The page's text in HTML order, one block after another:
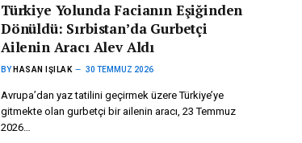
Türkiye Yolunda Facianın Eşiğinden
Dönüldü: Sırbistan’da Gurbetçi
Ailenin Aracı Alev Aldı
BY HASAN IŞILAK 30 TEMMUZ 2026
Avrupa’dan yaz tatilini geçirmek üzere Türkiye’ye
gitmekte olan gurbetçi bir ailenin aracı, 23 Temmuz
2026…